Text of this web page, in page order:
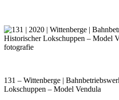
131 – Wittenberge |
Lokschuppen – Model Vendula